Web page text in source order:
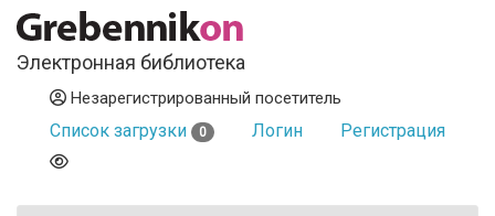
Электронная библиотека
Незарегистрированный посетитель
Список загрузки 0 Логин Регистрация